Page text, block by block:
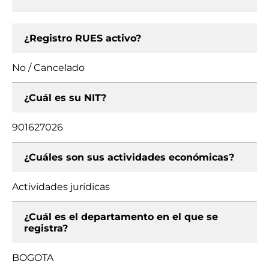
¿Registro RUES activo?
No / Cancelado
¿Cuál es su NIT?
901627026
¿Cuáles son sus actividades económicas?
Actividades jurídicas
¿Cuál es el departamento en el que se
registra?
BOGOTA